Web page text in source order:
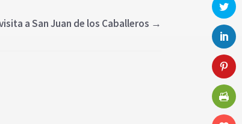
a San Juan de los Caballeros →